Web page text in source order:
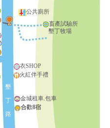
畜產試驗所
墾丁牧場
衣SHOP
墾
丁
路
火紅伴手禮
金城租車.包車
公共廁所
合歡8宿